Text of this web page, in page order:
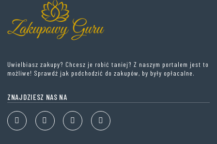
Uwielbiasz zakupy? Chcesz je robić taniej? Z naszym portalem jest to
możliwe! Sprawdź jak podchodzić do zakupów, by były opłacalne.
ZNAJDZIESZ NAS NA